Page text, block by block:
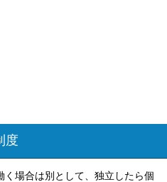
度
場合は別として、独立したら個